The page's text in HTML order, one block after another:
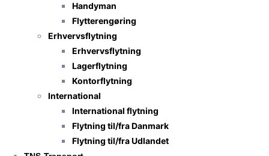
Handyman
Flytterengøring
Erhvervsflytning
Erhvervsflytning
Lagerflytning
Kontorflytning
International
International flytning
Flytning til/fra Danmark
Flytning til/fra Udlandet